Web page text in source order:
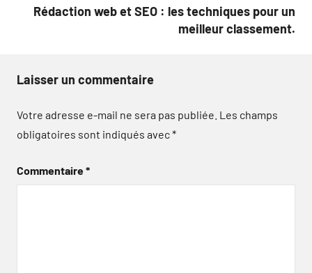
Rédaction web et SEO : les techniques pour un
meilleur classement.
Laisser un commentaire
Votre adresse e-mail ne sera pas publiée. Les champs
obligatoires sont indiqués avec*
Commentaire*